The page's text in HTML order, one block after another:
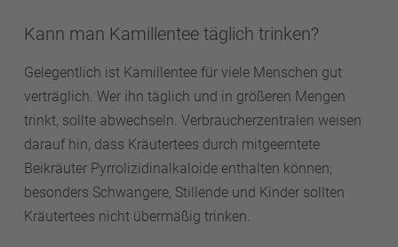
Kann man Kamillentee täglich trinken?
Gelegentlich ist Kamillentee für viele Menschen gut
verträglich. Wer ihn täglich und in größeren Mengen
trinkt, sollte abwechseln. Verbraucherzentralen weisen
darauf hin, dass Kräutertees durch mitgeerntete
Beikräuter Pyrrolizidinalkaloide enthalten können;
besonders Schwangere, Stillende und Kinder sollten
Kräutertees nicht übermäßig trinken.